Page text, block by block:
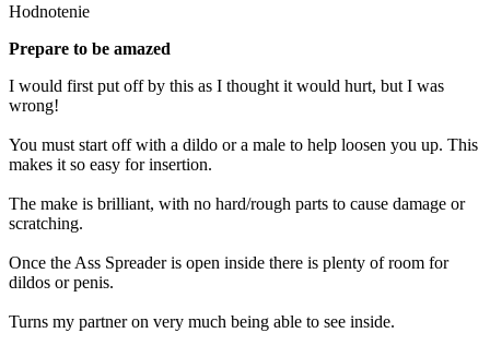
Hodnotenie
Prepare to be amazed
I would first put off by this as I thought it would hurt, but I was
wrong!
You must start off with a dildo or a male to help loosen you up. This
makes it so easy for insertion.
The make is brilliant, with no hard/rough parts to cause damage or
scratching.
Once the Ass Spreader is open inside there is plenty of room for
dildos or penis.
Turns my partner on very much being able to see inside.